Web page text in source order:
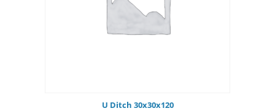
U Ditch 30x30x120